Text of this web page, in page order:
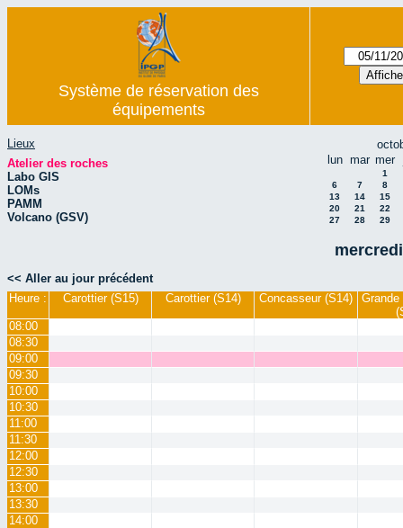
Système de réservation des
équipements
Lieux
Atelier des roches
Labo GIS
LOMs
PAMM
Volcano (GSV)
lun mar mer
1
6
7
8
13
14
15
20
21
22
27
28 29
<< Aller au jour précédent
Heure :
Carottier (S15) Carottier (S14) Concasseur (S14)
08:00
08:30
09:00
09:30
10:00
10:30
11:00
11:30
12:00
12:30
13:00
13:30
14:00